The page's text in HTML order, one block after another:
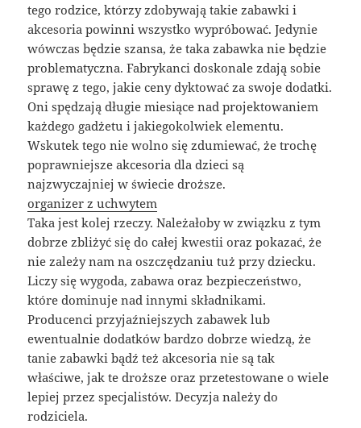
tego rodzice, którzy zdobywają takie zabawki i
akcesoria powinni wszystko wypróbować. Jedynie
wówczas będzie szansa, że taka zabawka nie będzie
problematyczna. Fabrykanci doskonale zdają sobie
sprawę z tego, jakie ceny dyktować za swoje dodatki.
Oni spędzają długie miesiące nad projektowaniem
każdego gadżetu i jakiegokolwiek elementu.
Wskutek tego nie wolno się zdumiewać, że trochę
poprawniejsze akcesoria dla dzieci są
najzwyczajniej w świecie droższe.
organizer z uchwytem
Taka jest kolej rzeczy. Należałoby w związku z tym
dobrze zbliżyć się do całej kwestii oraz pokazać, że
nie zależy nam na oszczędzaniu tuż przy dziecku.
Liczy się wygoda, zabawa oraz bezpieczeństwo,
które dominuje nad innymi składnikami.
Producenci przyjaźniejszych zabawek lub
ewentualnie dodatków bardzo dobrze wiedzą, że
tanie zabawki bądź też akcesoria nie są tak
właściwe, jak te droższe oraz przetestowane o wiele
lepiej przez specjalistów. Decyzja należy do
rodziciela.